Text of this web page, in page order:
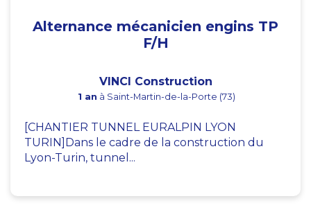
Alternance mécanicien engins TP
F/H
VINCI Construction
1 an à Saint-Martin-de-la-Porte (73)
[CHANTIER TUNNEL EURALPIN LYON
TURIN]Dans le cadre de la construction du
Lyon-Turin, tunnel...